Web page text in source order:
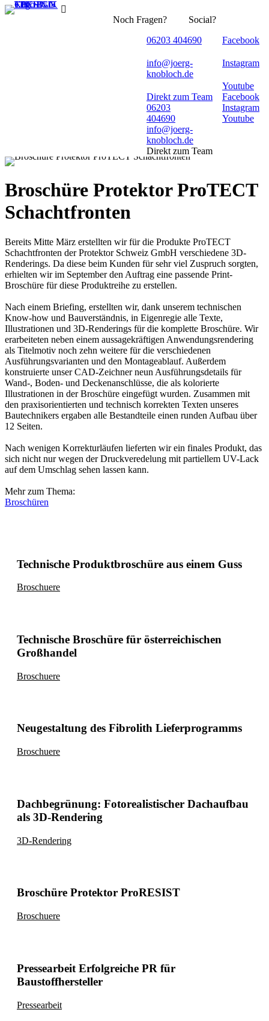
Noch Fragen?
06203 404690
info@joerg-
knobloch.de
Direkt zum Team
06203
404690
info@joerg-
knobloch.de
Direkt zum Team
Social?
Facebook
Instagram
Youtube
Facebook
Instagram
Youtube
Broschüre Protektor ProTECT
Schachtfronten
Bereits Mitte März erstellten wir für die Produkte ProTECT
Schachtfronten der Protektor Schweiz GmbH verschiedene 3D-
Renderings. Da diese beim Kunden für sehr viel Zuspruch sorgten,
erhielten wir im September den Auftrag eine passende Print-
Broschüre für diese Produktreihe zu erstellen.
Nach einem Briefing, erstellten wir, dank unserem technischen
Know-how und Bauverständnis, in Eigenregie alle Texte,
Illustrationen und 3D-Renderings für die komplette Broschüre. Wir
erarbeiteten neben einem aussagekräftigen Anwendungsrendering
als Titelmotiv noch zehn weitere für die verschiedenen
Ausführungsvarianten und den Montageablauf. Außerdem
konstruierte unser CAD-Zeichner neun Ausführungsdetails für
Wand-, Boden- und Deckenanschlüsse, die als kolorierte
Illustrationen in der Broschüre eingefügt wurden. Zusammen mit
den praxisorientierten und technisch korrekten Texten unseres
Bautechnikers ergaben alle Bestandteile einen runden Aufbau über
12 Seiten.
Nach wenigen Korrekturläufen lieferten wir ein finales Produkt, das
sich nicht nur wegen der Druckveredelung mit partiellem UV-Lack
auf dem Umschlag sehen lassen kann.
Mehr zum Thema:
Broschüren
Technische Produktbroschüre aus einem Guss
Broschuere
Technische Broschüre für österreichischen
Großhandel
Broschuere
Neugestaltung des Fibrolith Lieferprogramms
Broschuere
Dachbegrünung: Fotorealistischer Dachaufbau
als 3D-Rendering
3D-Rendering
Broschüre Protektor ProRESIST
Broschuere
Pressearbeit Erfolgreiche PR für
Baustoffhersteller
Pressearbeit